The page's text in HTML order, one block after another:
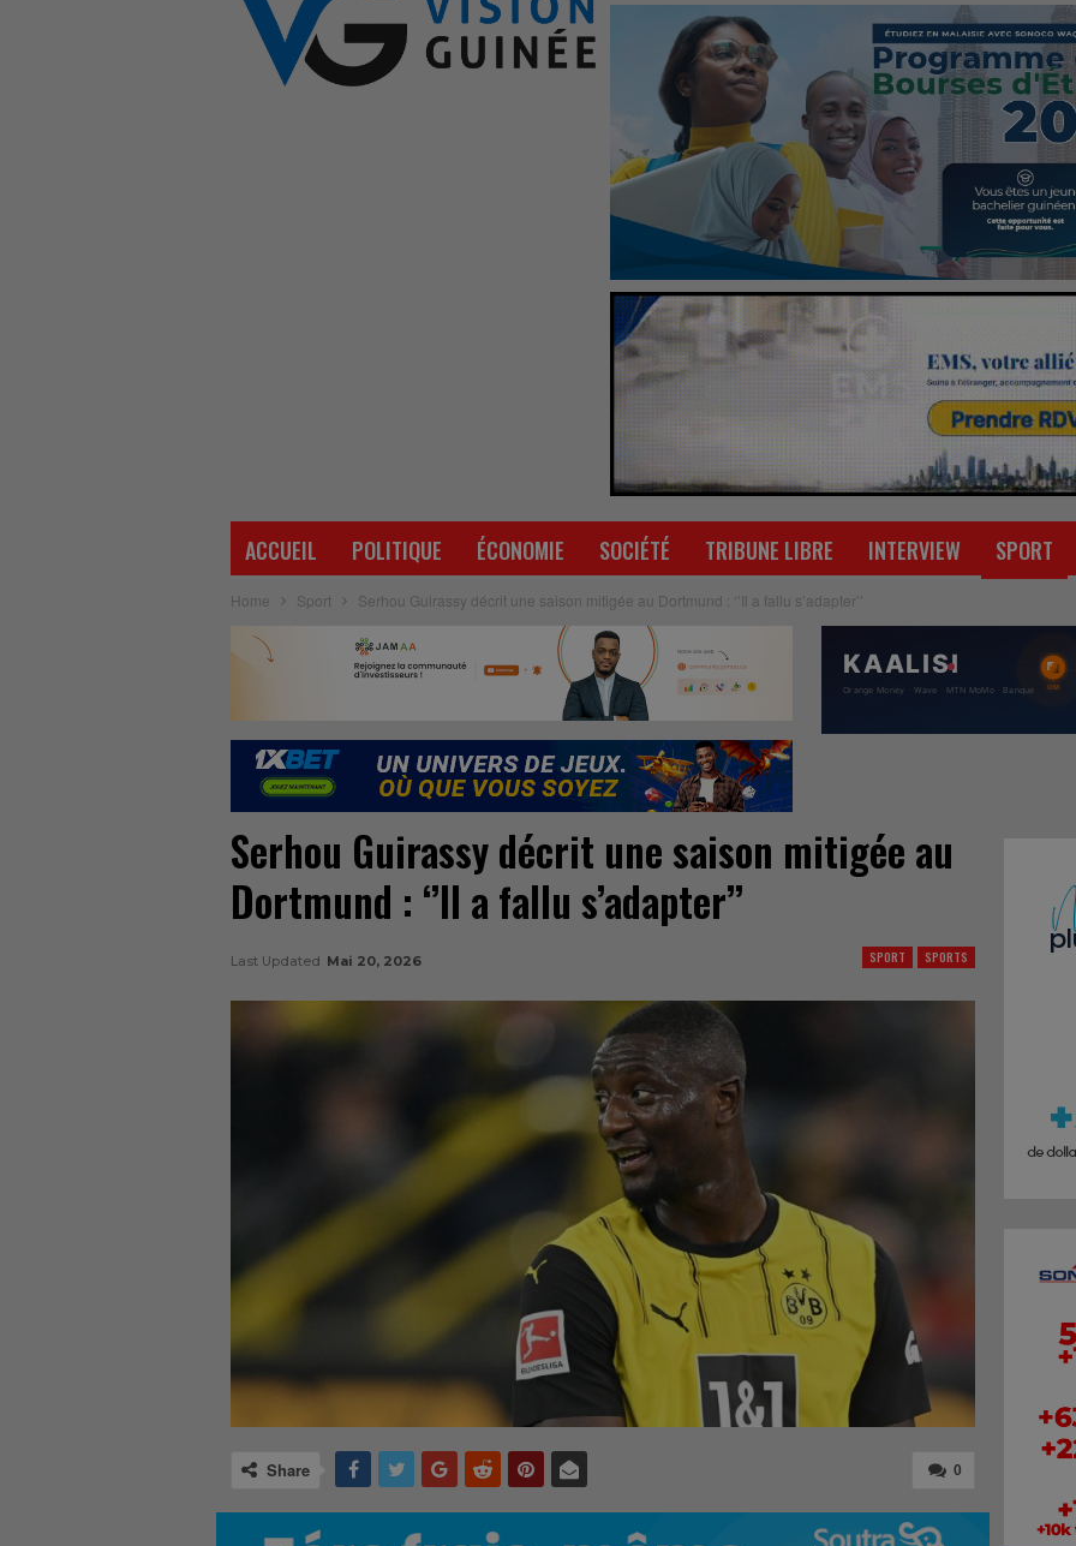
ACCUEIL POLITIQUE ÉCONOMIE SOCIÉTÉ TRIBUNE LIBRE INTERVIEW SPORT
Home Sport Serhou Guirassy décrit une saison mitigée au Dortmund : ‘’Il a fallu s’adapter’’
Serhou Guirassy décrit une saison mitigée au
Dortmund : ‘’Il a fallu s’adapter’’
SPORT SPORTS
Last Updated Mai 20, 2026
0
Share